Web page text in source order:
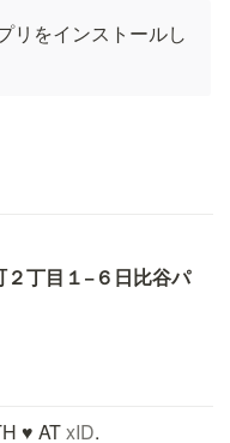
リをインストールし
丁目１−６ 日比谷パ
♥ AT xID.